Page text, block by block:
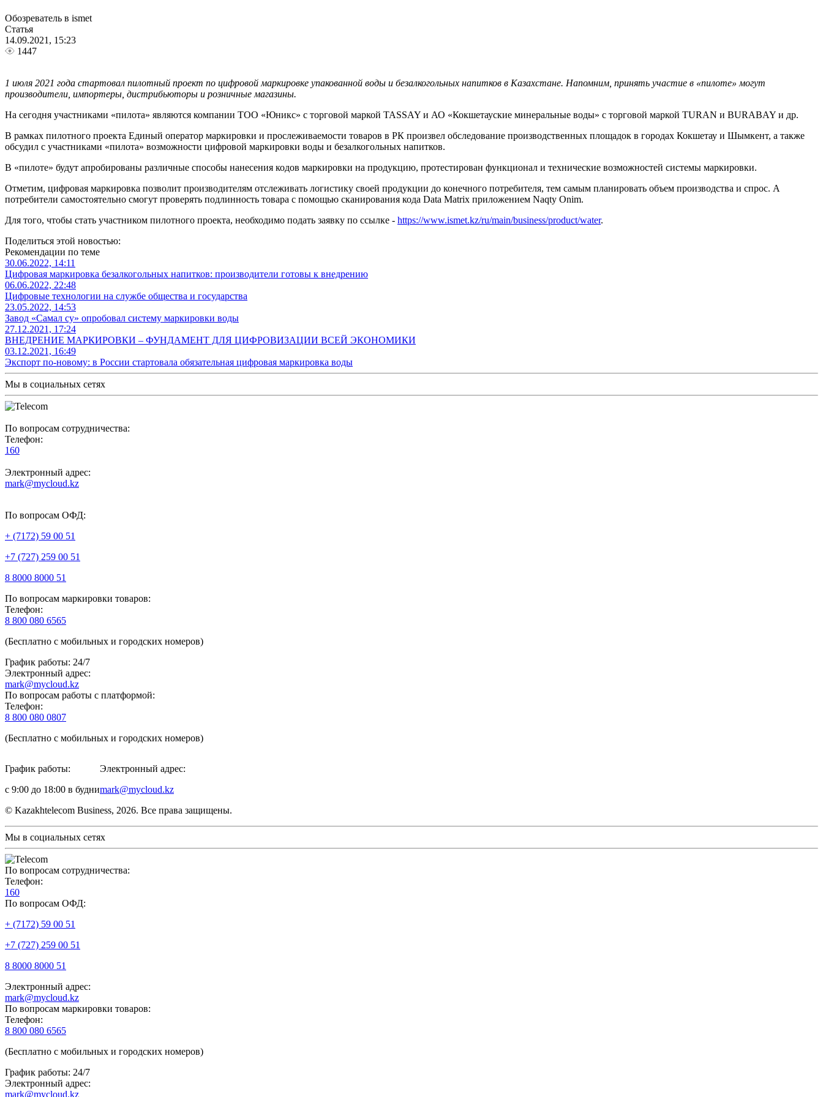
Обозреватель в ismet
Статья
14.09.2021, 15:23
1447
1 июля 2021 года стартовал пилотный проект по цифровой маркировке упакованной воды и безалкогольных напитков в Казахстане. Напомним, принять участие в «пилоте» могут
производители, импортеры, дистрибьюторы и розничные магазины.
На сегодня участниками «пилота» являются компании ТОО «Юникс» с торговой маркой TASSAY и АО «Кокшетауские минеральные воды» с торговой маркой TURAN и BURABAY и др.
В рамках пилотного проекта Единый оператор маркировки и прослеживаемости товаров в РК произвел обследование производственных площадок в городах Кокшетау и Шымкент, а также
обсудил с участниками «пилота» возможности цифровой маркировки воды и безалкогольных напитков.
В «пилоте» будут апробированы различные способы нанесения кодов маркировки на продукцию, протестирован функционал и технические возможностей системы маркировки.
Отметим, цифровая маркировка позволит производителям отслеживать логистику своей продукции до конечного потребителя, тем самым планировать объем производства и спрос. А
потребители самостоятельно смогут проверять подлинность товара с помощью сканирования кода Data Matrix приложением Naqty Onim.
Для того, чтобы стать участником пилотного проекта, необходимо подать заявку по ссылке - https://www.ismet.kz/ru/main/business/product/water.
Поделиться этой новостью:
Рекомендации по теме
30.06.2022, 14:11
Цифровая маркировка безалкогольных напитков: производители готовы к внедрению
06.06.2022, 22:48
Цифровые технологии на службе общества и государства
23.05.2022, 14:53
Завод «Самал су» опробовал систему маркировки воды
27.12.2021, 17:24
ВНЕДРЕНИЕ МАРКИРОВКИ – ФУНДАМЕНТ ДЛЯ ЦИФРОВИЗАЦИИ ВСЕЙ ЭКОНОМИКИ
03.12.2021, 16:49
Экспорт по-новому: в России стартовала обязательная цифровая маркировка воды
Мы в социальных сетях
По вопросам сотрудничества:
Телефон:
160
Электронный адрес:
mark@mycloud.kz
По вопросам ОФД:
+ (7172) 59 00 51
+7 (727) 259 00 51
8 8000 8000 51
По вопросам маркировки товаров:
Телефон:
8 800 080 6565
(Бесплатно с мобильных и городских номеров)
График работы: 24/7
Электронный адрес:
mark@mycloud.kz
По вопросам работы с платформой:
Телефон:
8 800 080 0807
(Бесплатно с мобильных и городских номеров)
График работы:
с 9:00 до 18:00 в будни
Электронный адрес:
mark@mycloud.kz
© Kazakhtelecom Business, 2026. Все права защищены.
Мы в социальных сетях
По вопросам сотрудничества:
Телефон:
160
По вопросам ОФД:
+ (7172) 59 00 51
+7 (727) 259 00 51
8 8000 8000 51
Электронный адрес:
mark@mycloud.kz
По вопросам маркировки товаров:
Телефон:
8 800 080 6565
(Бесплатно с мобильных и городских номеров)
График работы: 24/7
Электронный адрес:
mark@mycloud.kz